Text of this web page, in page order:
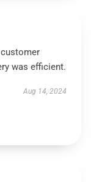
was efficient.
Aug 14, 2024